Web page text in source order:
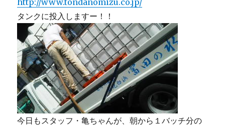
http://www.tondanomizu.co.jp/
タンクに投入しますー！！
今日もスタッフ・亀ちゃんが、朝から１バッチ分の